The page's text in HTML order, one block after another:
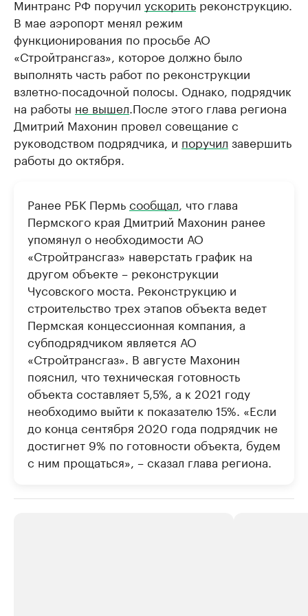
Минтранс РФ поручил ускорить реконструкцию.
В мае аэропорт менял режим
функционирования по просьбе АО
«Стройтрансгаз», которое должно было
выполнять часть работ по реконструкции
взлетно-посадочной полосы. Однако, подрядчик
на работы не вышел .После этого глава региона
Дмитрий Махонин провел совещание с
руководством подрядчика, и поручил завершить
работы до октября.
Ранее РБК Пермьсообщал , что глава
Пермского края Дмитрий Махонин ранее
упомянул о необходимости АО
«Стройтрансгаз» наверстать график на
другом объекте – реконструкции
Чусовского моста. Реконструкцию и
строительство трех этапов объекта ведет
Пермская концессионная компания, а
субподрядчиком является АО
«Стройтрансгаз». В августе Махонин
пояснил, что техническая готовность
объекта составляет 5,5%, а к 2021 году
необходимо выйти к показателю 15%. «Если
до конца сентября 2020 года подрядчик не
достигнет 9% по готовности объекта, будем
с ним прощаться», – сказал глава региона.